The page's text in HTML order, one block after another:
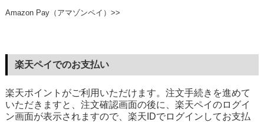
Amazon Pay（アマゾンペイ）>>
楽天ペイでのお支払い
楽天ポイントがご利用いただけます。注文手続きを進めて
いただきますと、注文確認画面の後に、楽天ペイのログイ
ン画面が表示されますので、楽天IDでログインしてお支払